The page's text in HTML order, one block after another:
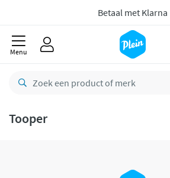
Betaal met Klarna
Menu
Tooper